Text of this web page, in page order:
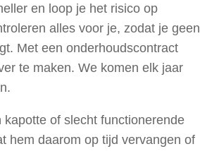
en loop je het risico op
alles voor je, zodat je geen
Met een onderhoudscontract
te maken. We komen elk jaar
of slecht functionerende
hem daarom op tijd vervangen of